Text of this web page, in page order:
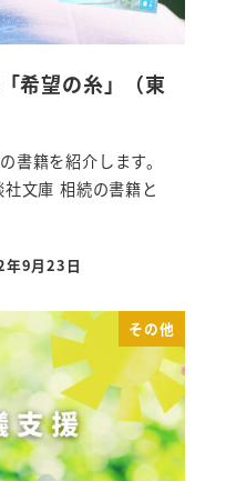
希望の糸」（東
書籍を紹介します。
社文庫 相続の書籍と
9月23日
その他